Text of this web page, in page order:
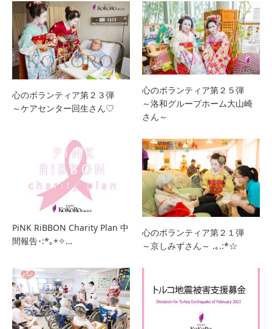
心のボランティア第２３弾
～ケアセンター回生さん♡
心のボランティア第２５弾
～洛和グループホーム大山崎
さん～
PiNK RiBBON Charity Plan 中
間報告･:*｡+✧…
心のボランティア第２１弾
～京しみずさん～ .｡.:*☆